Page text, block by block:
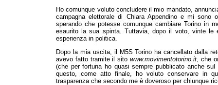
Ho comunque voluto concludere il mio mandato,
campagna elettorale di Chiara Appendino e mi
sperando che potesse comunque cambiare Torino in
esaurito la sua spinta. Tuttavia, dopo il voto, vinte
esperienza in politica.
Dopo la mia uscita, il M5S Torino ha cancellato dalla
avevo fatto tramite il sito www.movimentotorino.it, che
(che per fortuna ho quasi sempre pubblicato anche
questo, come atto finale, ho voluto conservare in
trasparenza che secondo me è doveroso per chiunque